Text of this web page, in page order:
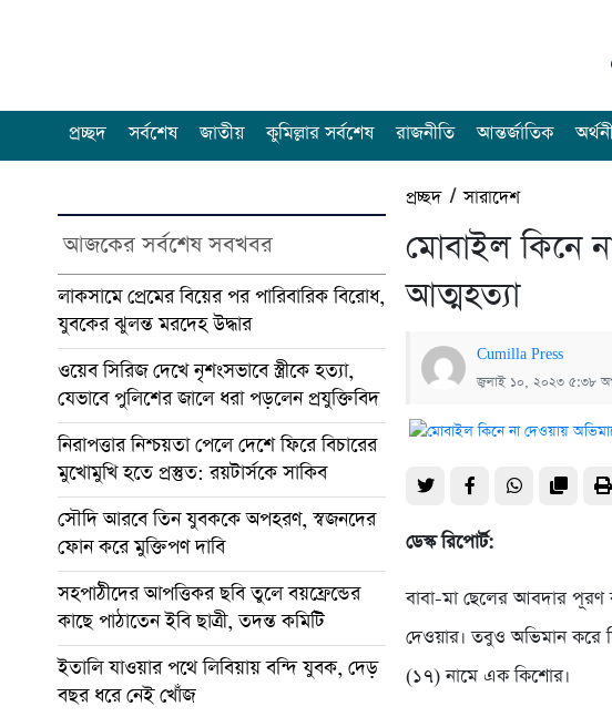
প্রচ্ছদ সর্বশেষ জাতীয় কুমিল্লার সর্বশেষ রাজনীতি আন্তর্জাতিক
আজকের সর্বশেষ সবখবর
লাকসামে প্রেমের বিয়ের পর পারিবারিক বিরোধ,
যুবকের ঝুলন্ত মরদেহ উদ্ধার
ওয়েব সিরিজ দেখে নৃশংসভাবে স্ত্রীকে হত্যা,
যেভাবে পুলিশের জালে ধরা পড়লেন প্রযুক্তিবিদ
নিরাপত্তার নিশ্চয়তা পেলে দেশে ফিরে বিচারের
মুখোমুখি হতে প্রস্তুত: রয়টার্সকে সাকিব
সৌদি আরবে তিন যুবককে অপহরণ, স্বজনদের
ফোন করে মুক্তিপণ দাবি
সহপাঠীদের আপত্তিকর ছবি তুলে বয়ফ্রেন্ডের
কাছে পাঠাতেন ইবি ছাত্রী, তদন্ত কমিটি
ইতালি যাওয়ার পথে লিবিয়ায় বন্দি যুবক, দেড়
বছর ধরে নেই খোঁজ
প্রচ্ছদ/সারাদেশ
মোবাইল কিনে
আত্মহত্যা
Cumilla Press
জুলাই ১০, ২০২৩ ৫:৩৮
ডেস্ক রিপোর্ট:
বাবা-মা ছেলের আবদার
দেওয়ার। তবুও অভিমান করে
(১৭) নামে এক কিশোর।